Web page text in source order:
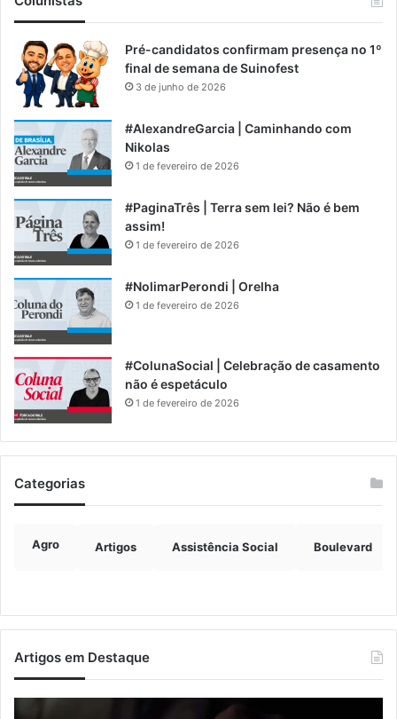
Pré-candidatos confirmam presença no 1º
final de semana de Suinofest
3 de junho de 2026
#AlexandreGarcia | Caminhando com
Nikolas
1 de fevereiro de 2026
#PaginaTrês | Terra sem lei? Não é bem
assim!
1 de fevereiro de 2026
#NolimarPerondi | Orelha
1 de fevereiro de 2026
#ColunaSocial | Celebração de casamento
não é espetáculo
1 de fevereiro de 2026
Categorias
Agro Artigos Assistência Social Boulevard
Artigos em Destaque